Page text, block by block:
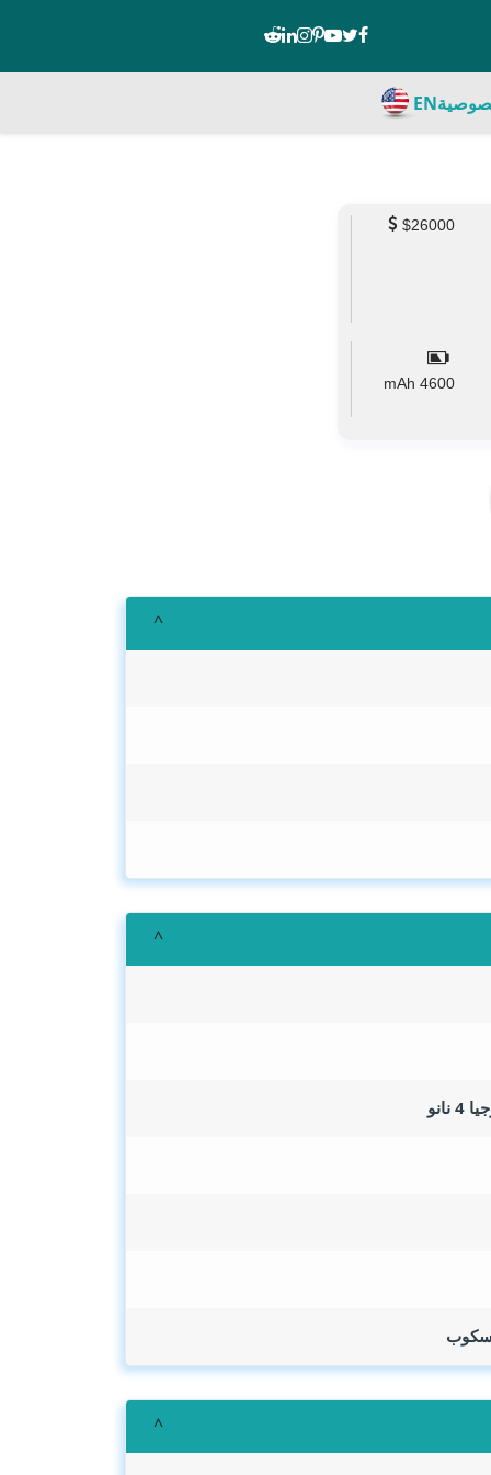
EN
$26000
4600
mAh